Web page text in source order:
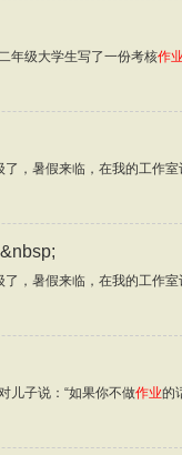
年级大学生写了一份考核作业
了，暑假来临，在我的工作
了，暑假来临，在我的工作
儿子说：“如果你不做作业的